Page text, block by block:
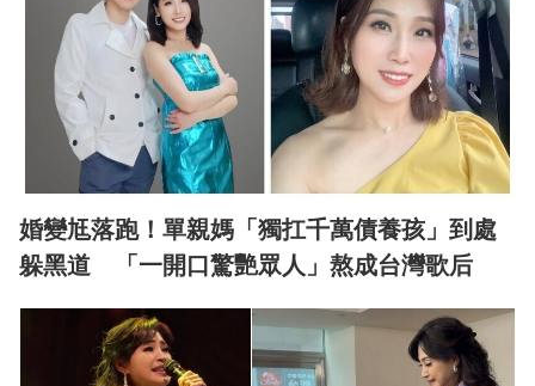
婚變尪落跑！單親媽「獨扛千萬債養孩」到處
躲黑道 「一開口驚艷眾人」熬成台灣歌后